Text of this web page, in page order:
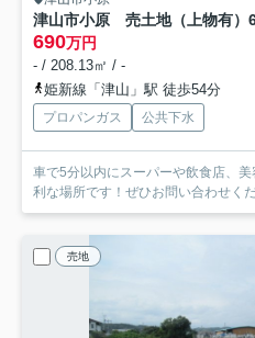
津山市小原 売土地（上物有）
690万円
- / 208.13㎡ / -
姫新線「津山」駅 徒歩54分
プロパンガス 公共下水
車で5分以内にスーパーや飲食店、
利な場所です！ぜひお問い合わせくだ
売地